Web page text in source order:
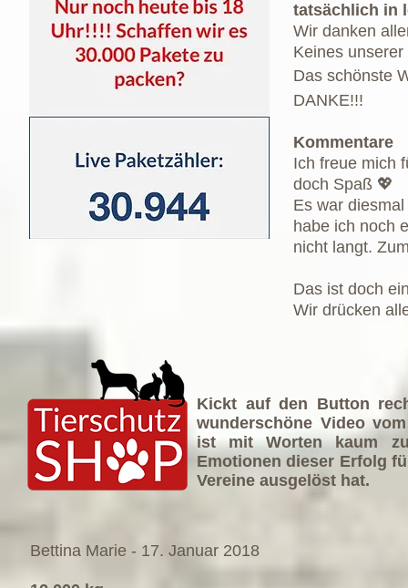
tatsächlich in
Wir danken
Keines
Das schönste
DANKE!!!
Kommentare
Ich freue mich
doch Spaß 💖
Es war
habe ich noch
nicht langt.
Das ist doch
Wir drücken
Kickt auf den Button
wunderschöne Video
ist mit Worten kaum
Emotionen dieser Erfolg
Vereine ausgelöst hat.
Bettina Marie - 17. Januar 2018